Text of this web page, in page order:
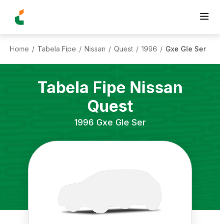
Home / Tabela Fipe / Nissan / Quest / 1996 / Gxe Gle Ser
Tabela Fipe Nissan
Quest
1996 Gxe Gle Ser